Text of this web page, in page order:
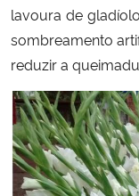
Gabinete de Segurança
Advocacia-Geral da União
Banco Central do Brasil
Planalto
lavoura de
sombreamento
reduzir a